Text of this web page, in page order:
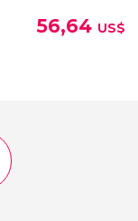
56,64 US$